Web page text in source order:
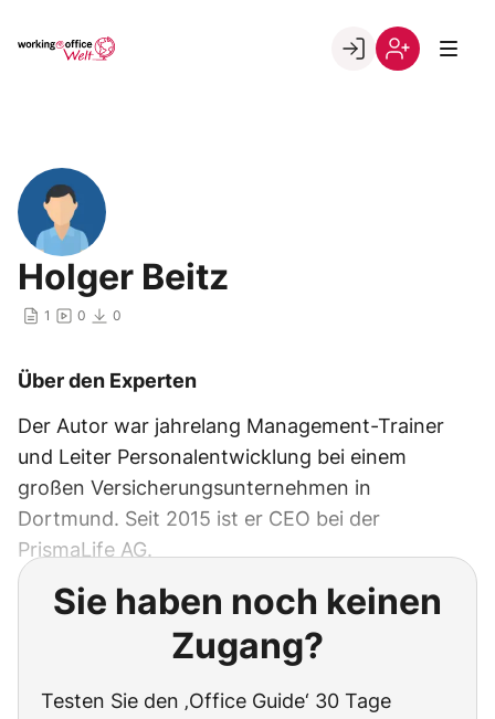
Go to landing page.
Holger Beitz
1 0 0
Über den Experten
Der Autor war jahrelang Management-Trainer
und Leiter Personalentwicklung bei einem
großen Versicherungsunternehmen in
Dortmund. Seit 2015 ist er CEO bei der
PrismaLife AG.
Sie haben noch keinen
Zugang?
Testen Sie den ‚Office Guide‘ 30 Tage